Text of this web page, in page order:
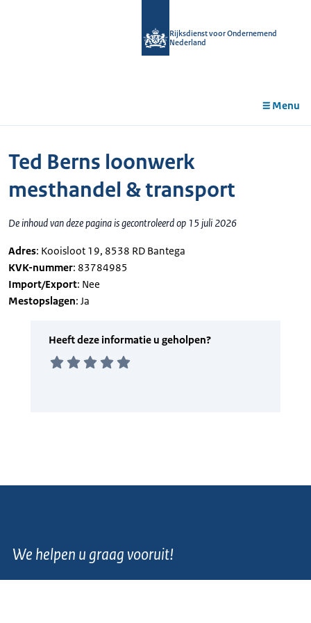
Rijksdienst voor Ondernemend
Nederland
Menu
Ted Berns loonwerk
mesthandel & transport
De inhoud van deze pagina is gecontroleerd op 15 juli 2026
Adres: Kooisloot 19, 8538 RD Bantega
KVK-nummer: 83784985
Import/Export: Nee
Mestopslagen: Ja
We helpen u graag vooruit!